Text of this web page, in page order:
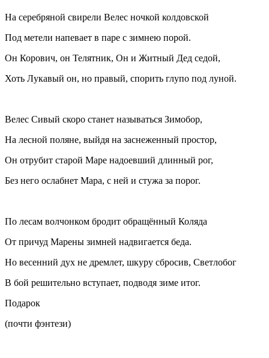
На серебряной свирели Велес ночкой колдовской
Под метели напевает в паре с зимнею порой.
Он Корович, он Телятник, Он и Житный Дед седой,
Хоть Лукавый он, но правый, спорить глупо под луной.
Велес Сивый скоро станет называться Зимобор,
На лесной поляне, выйдя на заснеженный простор,
Он отрубит старой Маре надоевший длинный рог,
Без него ослабнет Мара, с ней и стужа за порог.
По лесам волчонком бродит обращённый Коляда
От причуд Марены зимней надвигается беда.
Но весенний дух не дремлет, шкуру сбросив, Светлобог
В бой решительно вступает, подводя зиме итог.
Подарок
(почти фэнтези)